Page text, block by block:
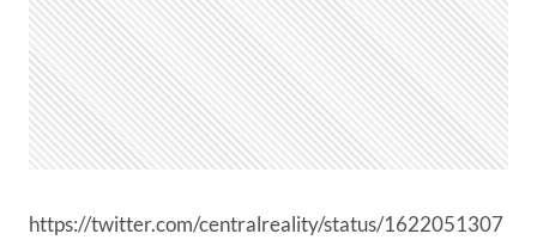
https://twitter.com/centralreality/status/1622051307